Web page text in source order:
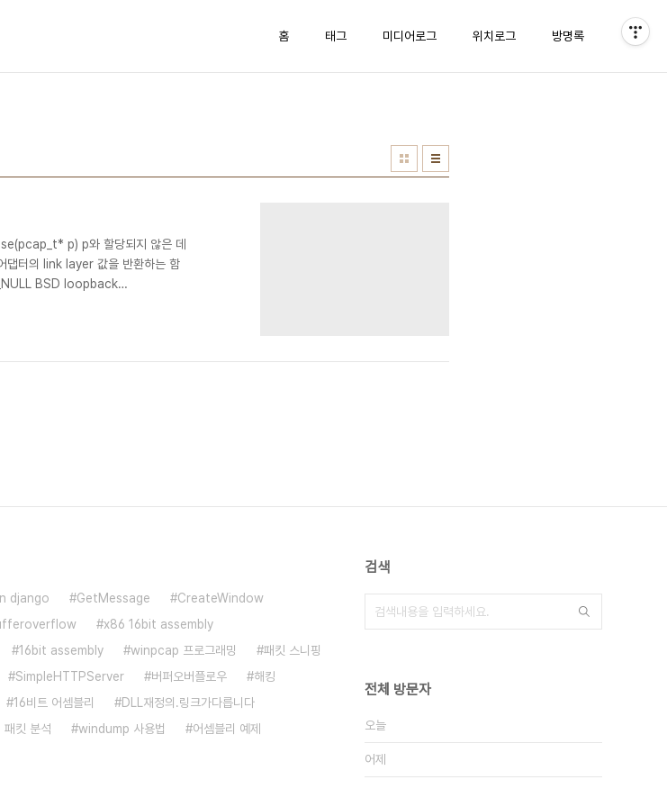
홈 태그 미디어로그 위치로그 방명록
p) p와 할당되지 않은 데
터의 link layer 값을 반환하는 함
BSD loopback
PPPl DLT_FDDI FDDIl
django GetMessage
CreateWindow
x86 16bit assembly
16bit assembly winpcap 프로그래밍
패킷 스니핑
SimpleHTTPServer 버퍼오버플로우
해킹
16비트 어셈블리
DLL재정의.링크가다릅니다
킷 분석 windump 사용법
어셈블리 예제
검색
전체 방문자
오늘
어제